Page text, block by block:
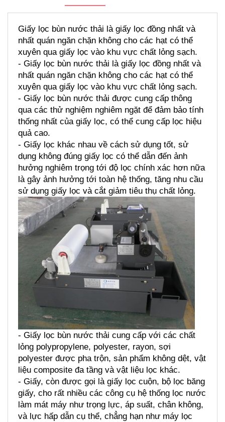
Giấy lọc bùn nước thải là giấy lọc đồng nhất và
nhất quán ngăn chặn không cho các hạt có thể
xuyên qua giấy lọc vào khu vực chất lỏng sạch.
- Giấy lọc bùn nước thải là giấy lọc đồng nhất và
nhất quán ngăn chặn không cho các hạt có thể
xuyên qua giấy lọc vào khu vực chất lỏng sạch.
- Giấy lọc bùn nước thải được cung cấp thông
qua các thử nghiệm nghiêm ngặt để đảm bảo tính
thống nhất của giấy lọc, có thể cung cấp lọc hiệu
quả cao.
- Giấy lọc khác nhau về cách sử dụng tốt, ​​sử
dụng không đúng giấy lọc có thể dẫn đến ảnh
hưởng nghiêm trọng tới độ lọc chính xác hơn nữa
là gây ảnh hưởng tới toàn hệ thống, tăng nhu cầu
sử dụng giấy lọc và cắt giảm tiêu thụ chất lỏng.
- Giấy lọc bùn nước thải cung cấp với các chất
lỏng polypropylene, polyester, rayon, sợi
polyester được pha trộn, sản phẩm không dệt, vật
liệu composite đa tầng và vật liệu lọc khác.
- Giấy, còn được gọi là giấy lọc cuộn, bộ lọc băng
giấy, cho rất nhiều các công cụ hệ thống lọc nước
làm mát máy như trọng lực, áp suất, chân không,
và lực hấp dẫn cụ thể, chẳng hạn như máy lọc